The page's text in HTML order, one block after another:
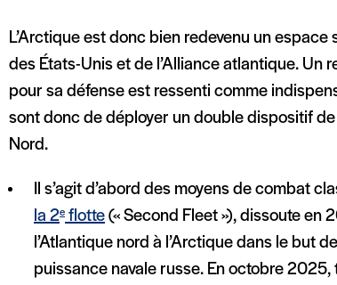
L’Arctique est donc bien redevenu un
des États-Unis et de l’Alliance atlantique. Un
pour sa défense est ressenti comme
sont donc de déployer un double dispositif
Nord.
Il s’agit d’abord des moyens de combat
la 2e flotte (« Second Fleet »), dissoute en
l’Atlantique nord à l’Arctique dans le but
puissance navale russe. En octobre